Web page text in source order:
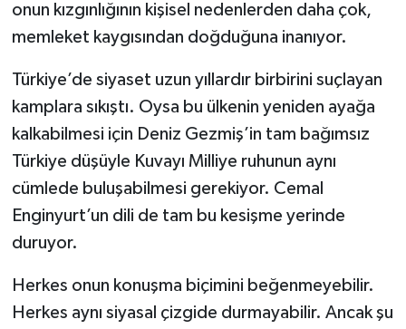
onun kızgınlığının kişisel nedenlerden daha çok,
memleket kaygısından doğduğuna inanıyor.
Türkiye’de siyaset uzun yıllardır birbirini suçlayan
kamplara sıkıştı. Oysa bu ülkenin yeniden ayağa
kalkabilmesi için Deniz Gezmiş’in tam bağımsız
Türkiye düşüyle Kuvayı Milliye ruhunun aynı
cümlede buluşabilmesi gerekiyor. Cemal
Enginyurt’un dili de tam bu kesişme yerinde
duruyor.
Herkes onun konuşma biçimini beğenmeyebilir.
Herkes aynı siyasal çizgide durmayabilir. Ancak şu